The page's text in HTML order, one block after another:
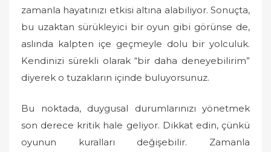
zamanla hayatınızı etkisi altına alabiliyor. Sonuçta,
bu uzaktan sürükleyici bir oyun gibi görünse de,
aslında kalpten içe geçmeyle dolu bir yolculuk.
Kendinizi sürekli olarak “bir daha deneyebilirim”
diyerek o tuzakların içinde buluyorsunuz.
Bu noktada, duygusal durumlarınızı yönetmek
son derece kritik hale geliyor. Dikkat edin, çünkü
oyunun kuralları değişebilir. Zamanla